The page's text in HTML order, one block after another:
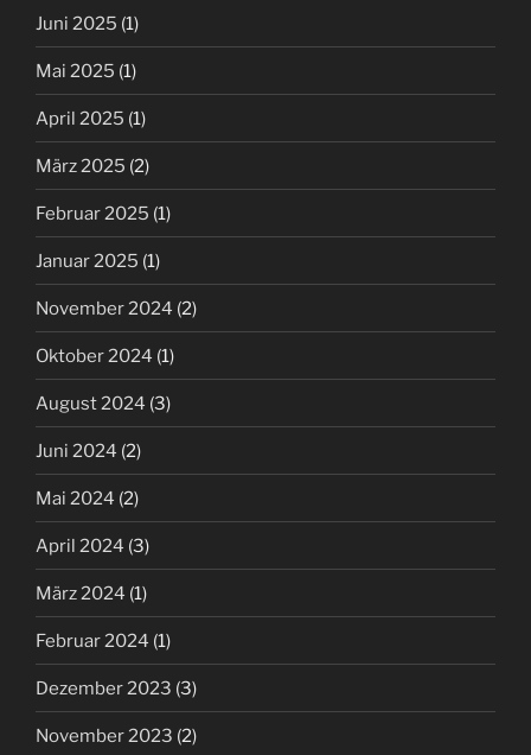
Juni 2025 (1)
Mai 2025 (1)
April 2025 (1)
März 2025 (2)
Februar 2025 (1)
Januar 2025 (1)
November 2024 (2)
Oktober 2024 (1)
August 2024 (3)
Juni 2024 (2)
Mai 2024 (2)
April 2024 (3)
März 2024 (1)
Februar 2024 (1)
Dezember 2023 (3)
November 2023 (2)